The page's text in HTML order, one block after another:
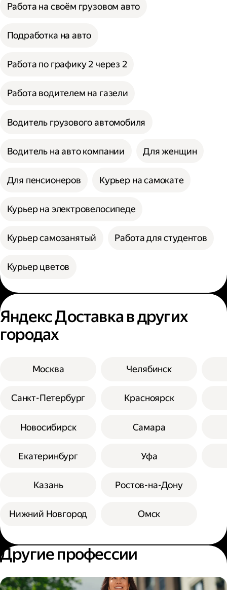
Работа на своём грузовом авто
Подработка на авто
Работа по графику 2 через 2
Работа водителем на газели
Водитель грузового автомобиля
Водитель на авто компании Для женщин
Для пенсионеров Курьер на самокате
Курьер на электровелосипеде
Курьер самозанятый Работа для студентов
Курьер цветов
Яндекс Доставка в других
городах
Москва
Санкт-Петербург
Новосибирск
Екатеринбург
Казань
Нижний Новгород
Челябинск
Красноярск
Самара
Уфа
Ростов-на-Дону
Омск
Другие профессии